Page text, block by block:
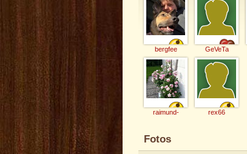
bergfee GeVeTa
raimund- rex66
Fotos